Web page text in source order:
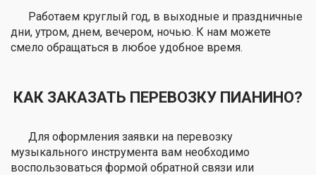
Работаем круглый год, в выходные и праздничные
дни, утром, днем, вечером, ночью. К нам можете
смело обращаться в любое удобное время.
КАК ЗАКАЗАТЬ ПЕРЕВОЗКУ ПИАНИНО?
Для оформления заявки на перевозку
музыкального инструмента вам необходимо
воспользоваться формой обратной связи или